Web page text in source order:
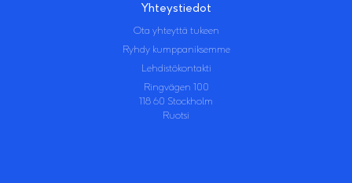
Yhteystiedot
Ota yhteyttä tukeen
Ryhdy kumppaniksemme
Lehdistökontakti
Ringvägen 100
118 60 Stockholm
Ruotsi